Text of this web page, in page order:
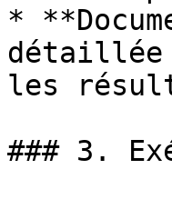
*
détaillée
les
### 3.